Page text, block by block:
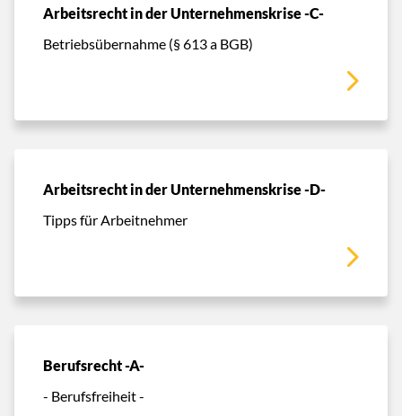
Arbeitsrecht in der Unternehmenskrise -C-
Betriebsübernahme (§ 613 a BGB)
Arbeitsrecht in der Unternehmenskrise -D-
Tipps für Arbeitnehmer
Berufsrecht -A-
- Berufsfreiheit -